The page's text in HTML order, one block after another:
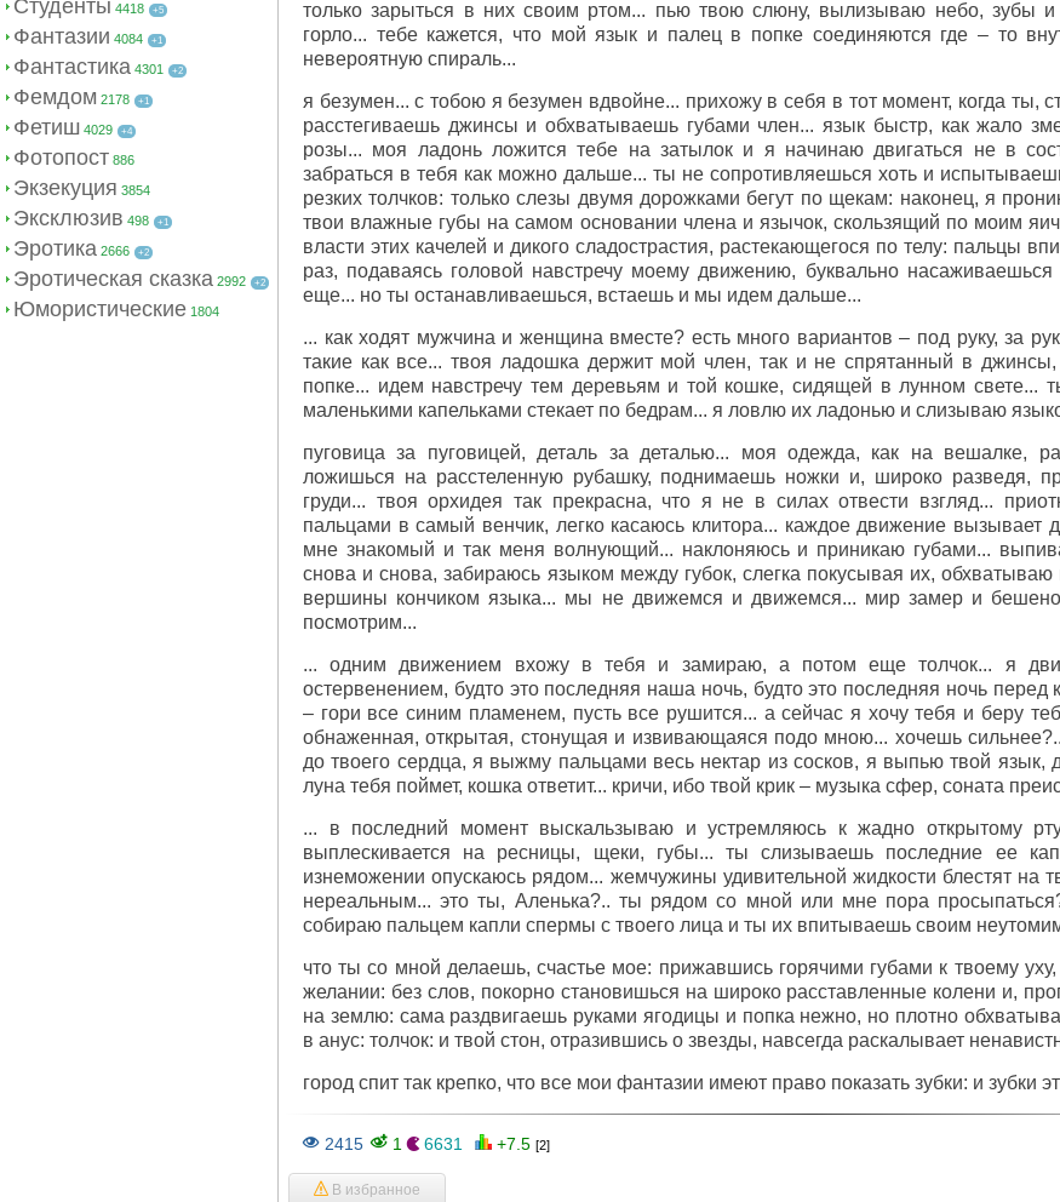
Студенты 4418 +5
Фантазии 4084 +1
Фантастика 4301 +2
Фемдом 2178 +1
Фетиш 4029 +4
Фотопост 886
Экзекуция 3854
Эксклюзив 498 +1
Эротика 2666 +2
Эротическая сказка 2992 +2
Юмористические 1804
только зарыться в них своим ртом... пью твою слюну, вылизываю небо, зубы
горло... тебе кажется, что мой язык и палец в попке соединяются где – то
невероятную спираль...
я безумен... с тобою я безумен вдвойне... прихожу в себя в тот момент, когда ты,
расстегиваешь джинсы и обхватываешь губами член... язык быстр, как жало
розы... моя ладонь ложится тебе на затылок и я начинаю двигаться не в
забраться в тебя как можно дальше... ты не сопротивляешься хоть и
резких толчков: только слезы двумя дорожками бегут по щекам: наконец, я
твои влажные губы на самом основании члена и язычок, скользящий по моим
власти этих качелей и дикого сладострастия, растекающегося по телу: пальцы
раз, подаваясь головой навстречу моему движению, буквально
еще... но ты останавливаешься, встаешь и мы идем дальше...
... как ходят мужчина и женщина вместе? есть много вариантов – под руку, за
такие как все... твоя ладошка держит мой член, так и не спрятанный в
попке... идем навстречу тем деревьям и той кошке, сидящей в лунном свете...
маленькими капельками стекает по бедрам... я ловлю их ладонью и слизываю
пуговица за пуговицей, деталь за деталью... моя одежда, как на вешалке,
ложишься на расстеленную рубашку, поднимаешь ножки и, широко разведя,
груди... твоя орхидея так прекрасна, что я не в силах отвести взгляд...
пальцами в самый венчик, легко касаюсь клитора... каждое движение вызывает
мне знакомый и так меня волнующий... наклоняюсь и приникаю губами...
снова и снова, забираюсь языком между губок, слегка покусывая их, обхватываю
вершины кончиком языка... мы не движемся и движемся... мир замер и бешено
посмотрим...
... одним движением вхожу в тебя и замираю, а потом еще толчок... я
остервенением, будто это последняя наша ночь, будто это последняя ночь перед
– гори все синим пламенем, пусть все рушится... а сейчас я хочу тебя и беру
обнаженная, открытая, стонущая и извивающаяся подо мною... хочешь
до твоего сердца, я выжму пальцами весь нектар из сосков, я выпью твой язык,
луна тебя поймет, кошка ответит... кричи, ибо твой крик – музыка сфер, соната
... в последний момент выскальзываю и устремляюсь к жадно открытому
выплескивается на ресницы, щеки, губы... ты слизываешь последние ее
изнеможении опускаюсь рядом... жемчужины удивительной жидкости блестят на
нереальным... это ты, Аленька?.. ты рядом со мной или мне пора
собираю пальцем капли спермы с твоего лица и ты их впитываешь своим
что ты со мной делаешь, счастье мое: прижавшись горячими губами к твоему
желании: без слов, покорно становишься на широко расставленные колени и,
на землю: сама раздвигаешь руками ягодицы и попка нежно, но плотно
в анус: толчок: и твой стон, отразившись о звезды, навсегда раскалывает
город спит так крепко, что все мои фантазии имеют право показать зубки: и зубки
2415 1 6631 +7.5 [2]
В избранное